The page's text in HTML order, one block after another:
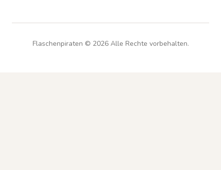
Flaschenpiraten © 2026Alle Rechte vorbehalten.